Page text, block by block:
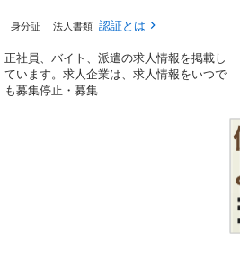
身分証 法人書類 認証とは
正社員、バイト、派遣の求人情報を掲載し
ています。求人企業は、求人情報をいつで
も募集停止・募集...